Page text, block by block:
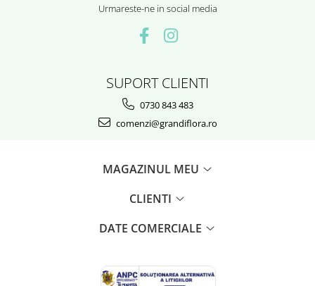
Urmareste-ne in social media
SUPORT CLIENTI
0730 843 483
comenzi@grandiflora.ro
MAGAZINUL MEU
CLIENTI
DATE COMERCIALE